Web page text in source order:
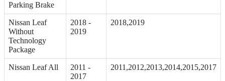
Parking Brake
Nissan Leaf
Without
Technology
Package
2018 -
2019
2018,2019
Nissan Leaf All
2011 -
2017
2011,2012,2013,2014,2015,2017